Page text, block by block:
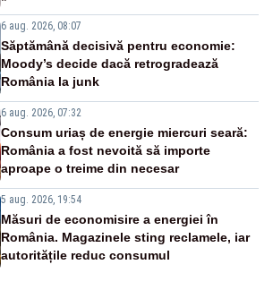
6 aug. 2026, 08:07
Săptămână decisivă pentru economie:
Moody’s decide dacă retrogradează
România la junk
6 aug. 2026, 07:32
Consum uriaș de energie miercuri seară:
România a fost nevoită să importe
aproape o treime din necesar
5 aug. 2026, 19:54
Măsuri de economisire a energiei în
România. Magazinele sting reclamele, iar
autoritățile reduc consumul